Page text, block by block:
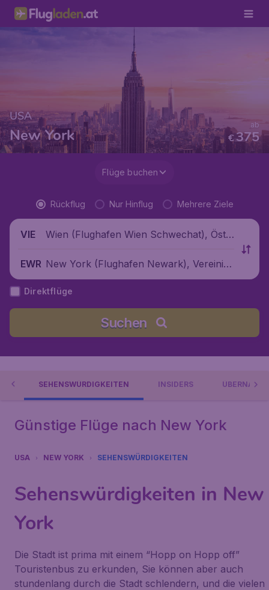
USA
New York €375
ab
Flüge buchen
Rückflug Nur Hinflug Mehrere Ziele
VIE
Wien (Flughafen Wien Schwechat), Öste
EWR New York (Flughafen Newark), Vereinigt
e Staaten
Direktflüge
Suchen
SEHENSWÜRDIGKEITEN INSIDERS
Günstige Flüge nach New York
USA NEW YORK SEHENSWÜRDIGKEITEN
Sehenswürdigkeiten in New
York
Die Stadt ist prima mit einem “Hopp on Hopp off”
Touristenbus zu erkunden, Sie können aber auch
stundenlang durch die Stadt schlendern, und die vielen